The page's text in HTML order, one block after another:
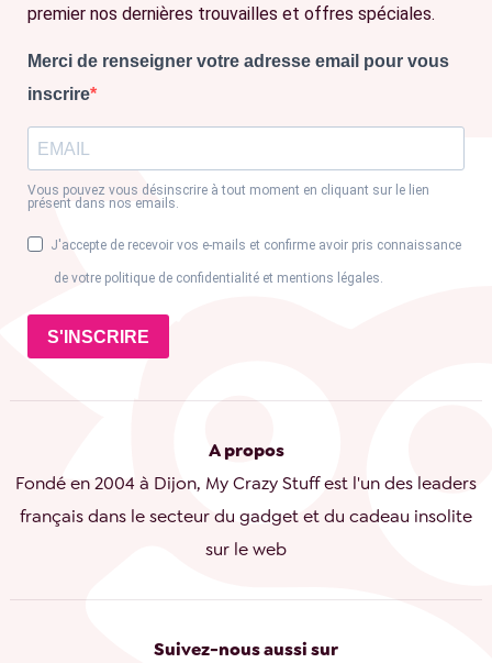
premier nos dernières trouvailles et offres spéciales.
Merci de renseigner votre adresse email pour vous
inscrire
Vous pouvez vous désinscrire à tout moment en cliquant sur le lien
présent dans nos emails.
J'accepte de recevoir vos e-mails et confirme avoir pris connaissance
de votre politique de confidentialité et mentions légales.
S'INSCRIRE
A propos
Fondé en 2004 à Dijon, My Crazy Stuff est l'un des leaders
français dans le secteur du gadget et du cadeau insolite
sur le web
Suivez-nous aussi sur